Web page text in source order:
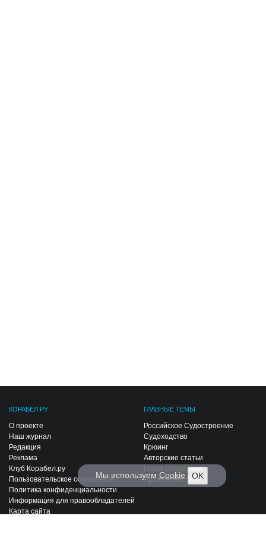
КОРАБЕЛ.РУ
О проекте
Наш журнал
Редакция
Реклама
Клуб Корабел.ру
Пользовательское соглашение
Политика конфиденциальности
Информация для правообладателей
Карта сайта
ГЛАВНЫЕ ТЕМЫ
Российское Судостроение
Судоходство
Крюинг
Авторские статьи
Наши репортажи
Архив новостей
Мы используем Cookie OK